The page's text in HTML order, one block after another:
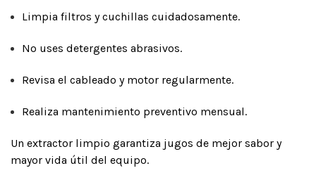
Limpia filtros y cuchillas cuidadosamente.
No uses detergentes abrasivos.
Revisa el cableado y motor regularmente.
Realiza mantenimiento preventivo mensual.
Un extractor limpio garantiza jugos de mejor sabor y
mayor vida útil del equipo.